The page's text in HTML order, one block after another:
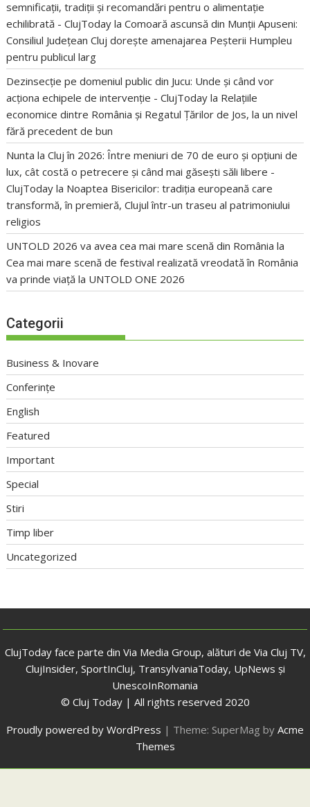
semnificații, tradiții și recomandări pentru o alimentație
echilibrată - ClujToday laComoară ascunsă din Munții Apuseni:
Consiliul Județean Cluj dorește amenajarea Peșterii Humpleu
pentru publicul larg
Dezinsecție pe domeniul public din Jucu: Unde și când vor
acționa echipele de intervenție - ClujToday la Relațiile
economice dintre România și Regatul Țărilor de Jos, la un nivel
fără precedent de bun
Nunta la Cluj în 2026: Între meniuri de 70 de euro și opțiuni de
lux, cât costă o petrecere și când mai găsești săli libere -
ClujToday la Noaptea Bisericilor: tradiția europeană care
transformă, în premieră, Clujul într-un traseu al patrimoniului
religios
UNTOLD 2026 va avea cea mai mare scenă din România la
Cea mai mare scenă de festival realizată vreodată în România
va prinde viață la UNTOLD ONE 2026
Categorii
Business & Inovare
Conferințe
English
Featured
Important
Special
Stiri
Timp liber
Uncategorized
ClujToday face parte din Via Media Group, alături de Via Cluj TV,
ClujInsider, SportInCluj, TransylvaniaToday, UpNews și
UnescoInRomania
© Cluj Today | All rights reserved 2020
Proudly powered by WordPress | Theme: SuperMag by Acme
Themes